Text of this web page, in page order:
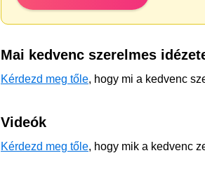
Mai kedvenc szerelmes
Kérdezd meg tőle, hogy mi a kedvenc
Videók
Kérdezd meg tőle, hogy mik a kedvenc